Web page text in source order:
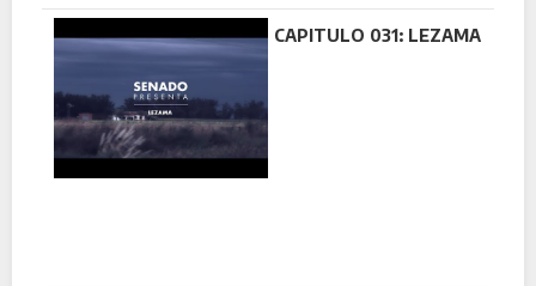
CAPITULO 031: LEZAMA